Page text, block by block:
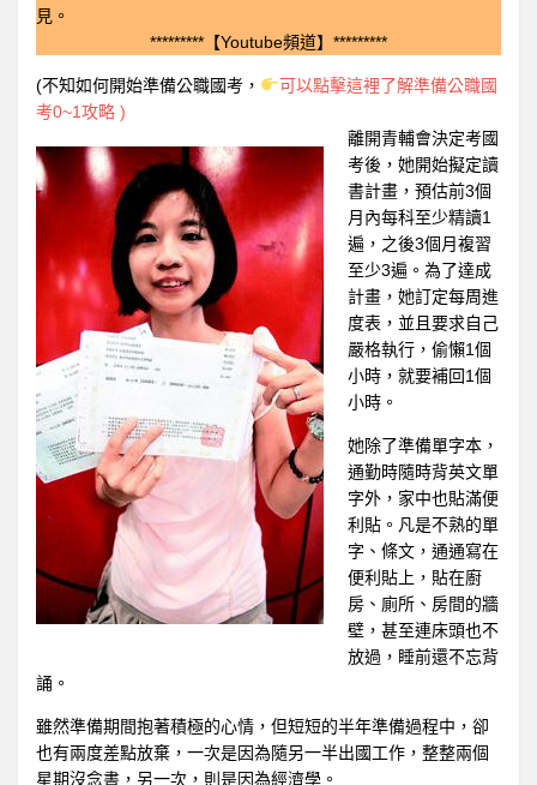
見。
*********【Youtube頻道】*********
(不知如何開始準備公職國考，
可以點擊這裡了解準備公職國
考0~1攻略 )
離開青輔會決定考國
考後，她開始擬定讀
書計畫，預估前3個
月內每科至少精讀1
遍，之後3個月複習
至少3遍。為了達成
計畫，她訂定每周進
度表，並且要求自己
嚴格執行，偷懶1個
小時，就要補回1個
小時。
她除了準備單字本，
通勤時隨時背英文單
字外，家中也貼滿便
利貼。凡是不熟的單
字、條文，通通寫在
便利貼上，貼在廚
房、廁所、房間的牆
壁，甚至連床頭也不
放過，睡前還不忘背
誦。
雖然準備期間抱著積極的心情，但短短的半年準備過程中，卻
也有兩度差點放棄，一次是因為隨另一半出國工作，整整兩個
星期沒念書，另一次，則是因為經濟學。